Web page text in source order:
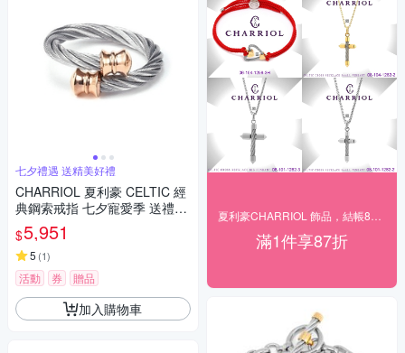
七夕禮遇 送精美好禮
CHARRIOL 夏利豪 CELTIC 經
典鋼索戒指 七夕寵愛季 送禮推
薦
$5,951
5 (1)
活動 券 贈品
加入購物車
滿1件享87折